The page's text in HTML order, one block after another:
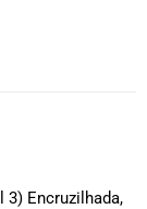
3) Encruzilhada,